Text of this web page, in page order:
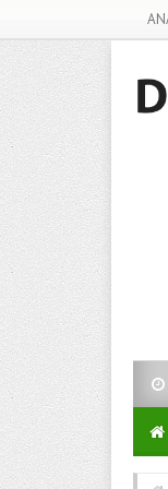
Nasıl Üst